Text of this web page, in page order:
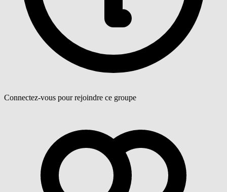
Connectez-vous pour rejoindre ce groupe